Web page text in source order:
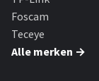
Foscam
Teceye
Alle merken →